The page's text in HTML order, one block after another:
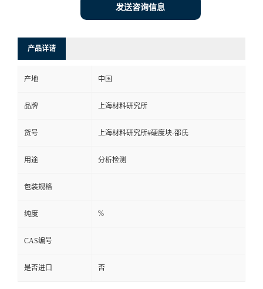
发送咨询信息
产品详请
产地 中国
品牌 上海材料研究所
货号 上海材料研究所#硬度块-邵氏
用途 分析检测
包装规格
纯度 %
CAS编号
是否进口 否